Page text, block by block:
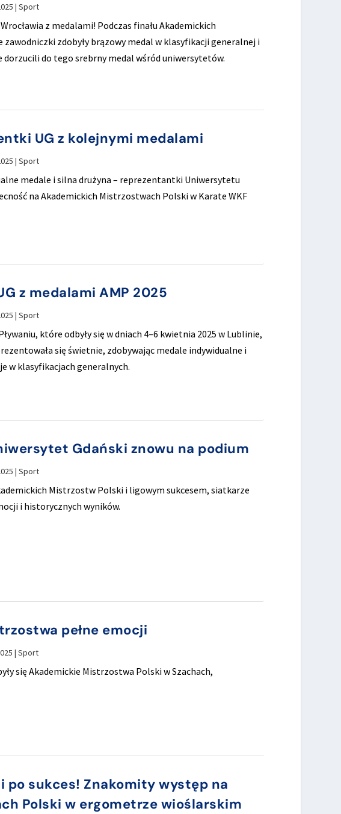
|Sport
z medalami! Podczas finału Akademickich
zdobyły brązowy medal w klasyfikacji generalnej i
do tego srebrny medal wśród uniwersytetów.
UG z kolejnymi medalami
|Sport
medale i silna drużyna – reprezentantki Uniwersytetu
na Akademickich Mistrzostwach Polski w Karate WKF
z medalami AMP 2025
|Sport
które odbyły się w dniach 4–6 kwietnia 2025 w Lublinie,
się świetnie, zdobywając medale indywidualne i
w klasyfikacjach generalnych.
Gdański znowu na podium
|Sport
Mistrzostw Polski i ligowym sukcesem, siatkarze
i historycznych wyników.
pełne emocji
|Sport
się Akademickie Mistrzostwa Polski w Szachach,
po sukces! Znakomity występ na
Polski w ergometrze wioślarskim